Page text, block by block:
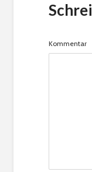
Kommentar